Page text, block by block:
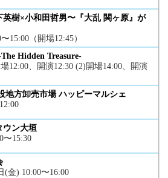
樹×小和田哲男〜『大乱 関ヶ原』が
15:00（開場12:45）
Hidden Treasure-
12:00、開演12:30 (2)開場14:00、開演
地方卸売市場 ハッピーマルシェ
ウン大垣
〜15:30
(金) 10:00〜16:00